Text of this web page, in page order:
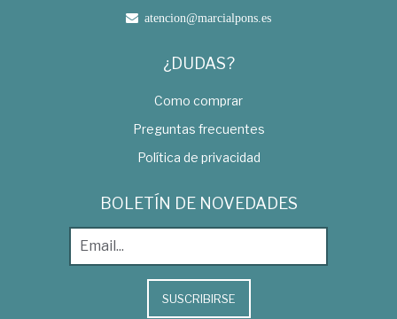
atencion@marcialpons.es
¿DUDAS?
Como comprar
Preguntas frecuentes
Política de privacidad
BOLETÍN DE NOVEDADES
SUSCRIBIRSE